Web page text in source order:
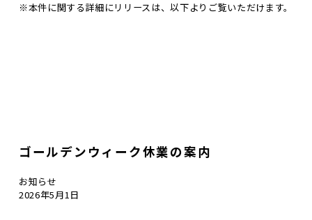
※本件に関する詳細にリリースは、以下よりご覧いただけます。
ゴールデンウィーク休業の案内
お知らせ
2026年5月1日